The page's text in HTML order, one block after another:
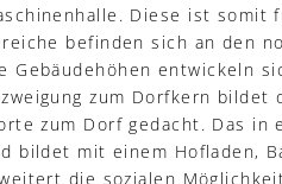
Diese ist somit
befinden sich an den
Gebäudehöhen entwickeln
zum Dorfkern
zum Dorf gedacht. Das in
bildet mit einem Hofladen,
die sozialen